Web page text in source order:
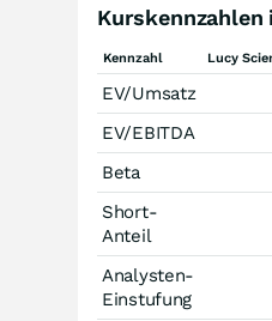
Kennzahl Lucy
EV/Umsatz
EV/EBITDA
Beta
Short-
Anteil
Analysten-
Einstufung